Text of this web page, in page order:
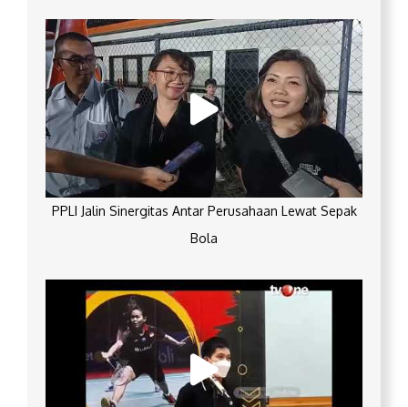
PPLI Jalin Sinergitas Antar Perusahaan Lewat Sepak
Bola